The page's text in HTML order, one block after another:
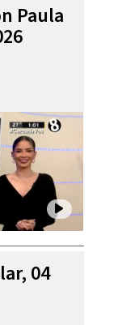
Paula
04